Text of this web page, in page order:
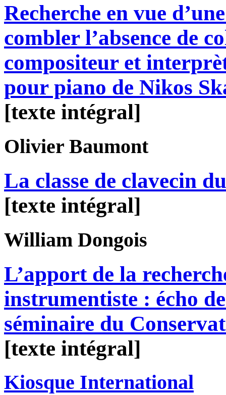
Recherche en vue
combler l’absence de
compositeur et
pour piano de Nikos
[texte intégral]
Olivier Baumont
La classe de clavecin
[texte intégral]
William Dongois
L’apport de la
instrumentiste : écho
séminaire du
[texte intégral]
Kiosque International